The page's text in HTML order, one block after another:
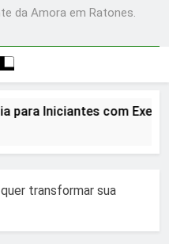
da Amora em Ratones.
Iniciantes com
transformar sua